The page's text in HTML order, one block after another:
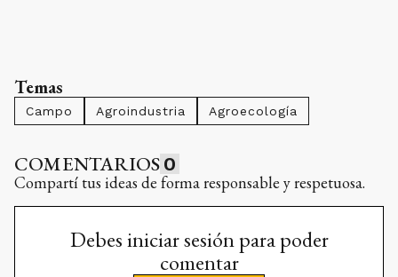
Temas
Campo Agroindustria Agroecología
COMENTARIOS 0
Compartí tus ideas de forma responsable y respetuosa.
Debes iniciar sesión para poder
comentar